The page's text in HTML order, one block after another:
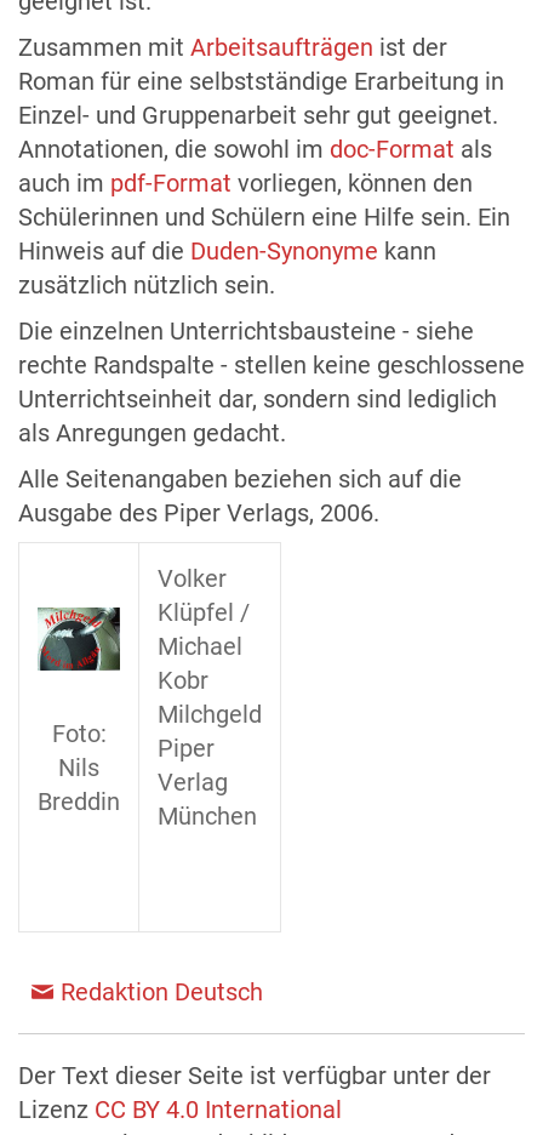
Zusammen mit Arbeitsaufträgen ist der
Roman für eine selbstständige Erarbeitung in
Einzel- und Gruppenarbeit sehr gut geeignet.
Annotationen, die sowohl im doc-Format als
auch im pdf-Format vorliegen, können den
Schülerinnen und Schülern eine Hilfe sein. Ein
Hinweis auf die Duden-Synonyme kann
zusätzlich nützlich sein.
Die einzelnen Unterrichtsbausteine - siehe
rechte Randspalte - stellen keine geschlossene
Unterrichtseinheit dar, sondern sind lediglich
als Anregungen gedacht.
Alle Seitenangaben beziehen sich auf die
Ausgabe des Piper Verlags, 2006.
Foto:
Nils
Breddin
Volker
Klüpfel /
Michael
Kobr
Milchgeld
Piper
Verlag
München
Redaktion Deutsch
Der Text dieser Seite ist verfügbar unter der
Lizenz CC BY 4.0 International